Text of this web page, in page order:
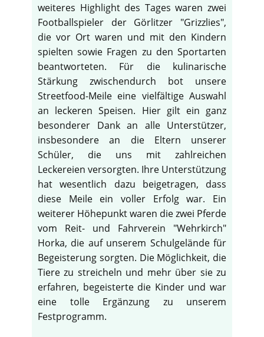
weiteres Highlight des Tages waren zwei
Footballspieler der Görlitzer "Grizzlies",
die vor Ort waren und mit den Kindern
spielten sowie Fragen zu den Sportarten
beantworteten. Für die kulinarische
Stärkung zwischendurch bot unsere
Streetfood-Meile eine vielfältige Auswahl
an leckeren Speisen. Hier gilt ein ganz
besonderer Dank an alle Unterstützer,
insbesondere an die Eltern unserer
Schüler, die uns mit zahlreichen
Leckereien versorgten. Ihre Unterstützung
hat wesentlich dazu beigetragen, dass
diese Meile ein voller Erfolg war. Ein
weiterer Höhepunkt waren die zwei Pferde
vom Reit- und Fahrverein "Wehrkirch"
Horka, die auf unserem Schulgelände für
Begeisterung sorgten. Die Möglichkeit, die
Tiere zu streicheln und mehr über sie zu
erfahren, begeisterte die Kinder und war
eine tolle Ergänzung zu unserem
Festprogramm.